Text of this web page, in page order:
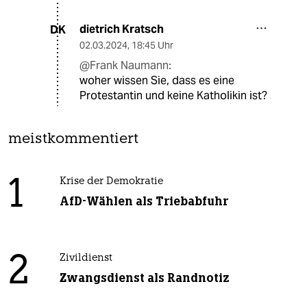
DK dietrich Kratsch
02.03.2024, 18:45 Uhr
@Frank Naumann:
woher wissen Sie, dass es eine
Protestantin und keine Katholikin ist?
meistkommentiert
1 Krise der Demokratie
AfD-Wählen als Triebabfuhr
2 Zivildienst
Zwangsdienst als Randnotiz